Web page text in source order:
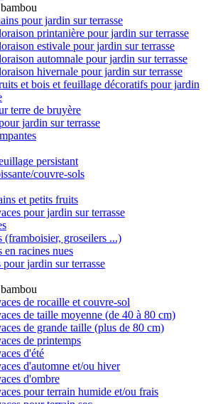
pour jardin sur terrasse
printanière pour jardin sur terrasse
estivale pour jardin sur terrasse
automnale pour jardin sur terrasse
hivernale pour jardin sur terrasse
et bois et feuillage décoratifs pour jardin
terre de bruyère
jardin sur terrasse
persistant
couvre-sols
et petits fruits
pour jardin sur terrasse
(framboisier, groseilers ...)
en racines nues
pour jardin sur terrasse
de rocaille et couvre-sol
de taille moyenne (de 40 à 80 cm)
de grande taille (plus de 80 cm)
de printemps
d'été
d'automne et/ou hiver
d'ombre
pour terrain humide et/ou frais